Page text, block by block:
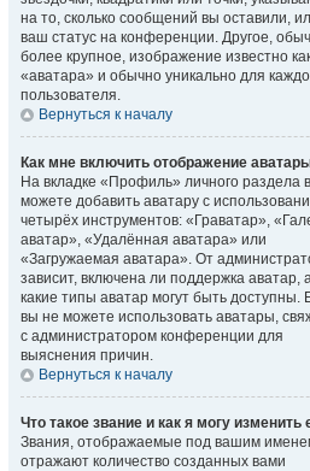
на то, сколько сообщений вы оставили,
ваш статус на конференции. Другое,
более крупное, изображение известно
«аватара» и обычно уникально для
пользователя.
Вернуться к началу
Как мне включить отображение
На вкладке «Профиль» личного раздела
можете добавить аватару с
четырёх инструментов: «Граватар»,
аватар», «Удалённая аватара» или
«Загружаемая аватара». От
зависит, включена ли поддержка аватар,
какие типы аватар могут быть доступны.
вы не можете использовать аватары,
с администратором конференции для
выяснения причин.
Вернуться к началу
Что такое звание и как я могу изменить
Звания, отображаемые под вашим
отражают количество созданных вами